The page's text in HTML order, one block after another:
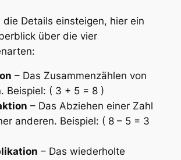
die Details einsteigen, hier ein
über die vier
– Das Zusammenzählen von
Beispiel: ( 3 + 5 = 8 )
– Das Abziehen einer Zahl
anderen. Beispiel: ( 8 – 5 = 3
– Das wiederholte